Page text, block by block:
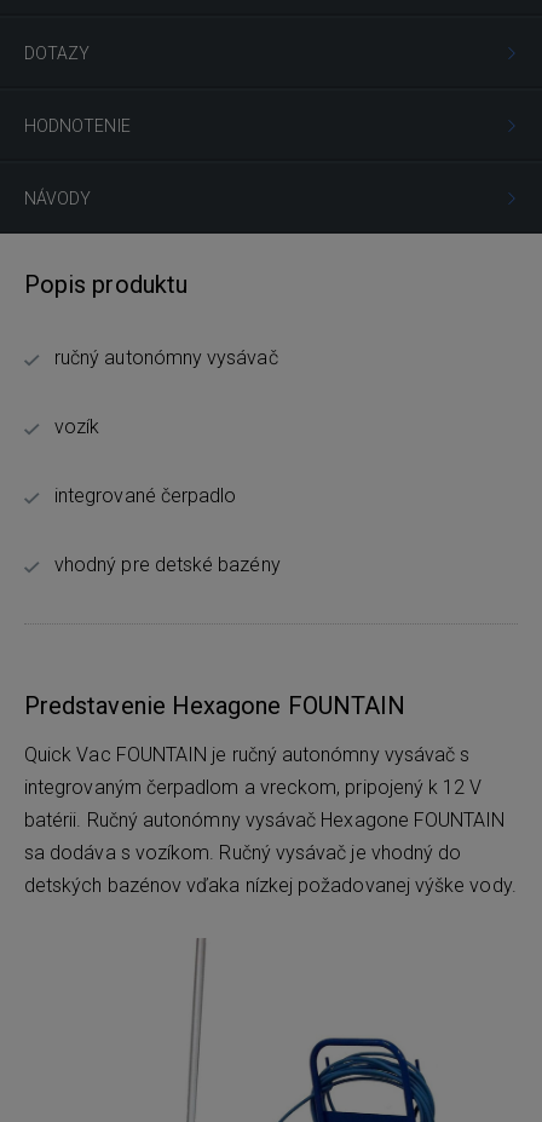
DOTAZY
HODNOTENIE
NÁVODY
Popis produktu
ručný autonómny vysávač
vozík
integrované čerpadlo
vhodný pre detské bazény
Predstavenie Hexagone FOUNTAIN
Quick Vac FOUNTAIN je ručný autonómny vysávač s
integrovaným čerpadlom a vreckom, pripojený k 12 V
batérii. Ručný autonómny vysávač Hexagone FOUNTAIN
sa dodáva s vozíkom. Ručný vysávač je vhodný do
detských bazénov vďaka nízkej požadovanej výške vody.